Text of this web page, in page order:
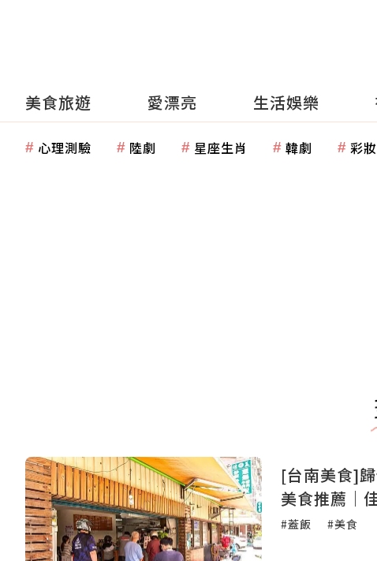
美食旅遊 愛漂亮 生活娛樂
心理測驗 陸劇 星座生肖 韓劇 彩
[台南美食]歸仁超人氣快餐
美食推薦｜
#蓋飯 #美食